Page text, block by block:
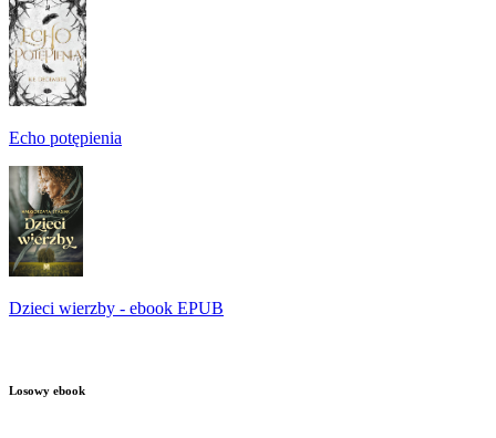
Echo potępienia
Dzieci wierzby - ebook EPUB
Losowy ebook